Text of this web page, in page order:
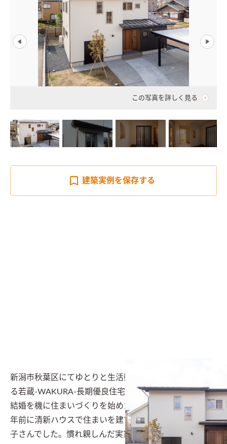
この写真を詳しく見る
建築実例を保存する
新潟市秋葉区にてゆとりと生活動線に拘った20代で建て
る若蔵-WAKURA-長期優良住宅の家。
結婚を機に住まいづくりを始めたお施主様は、実は十数
年前に清新ハウスで住まいを建てられたオーナー様のお
子さんでした。慣れ親しんだ実家の住み心地が大好き